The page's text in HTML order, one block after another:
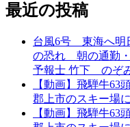
最近の投稿
台風6号 東海へ明
の恐れ 朝の通勤
予報士 竹下 のぞみ
【動画】飛騨牛63
郡上市のスキー場
【動画】飛騨牛63